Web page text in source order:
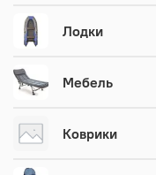
Лодки
Мебель
Коврики